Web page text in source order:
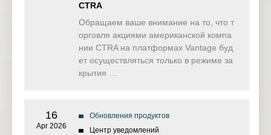
CTRA
Обращаем ваше внимание на то, что т
орговля акциями американской компа
нии CTRA на платформах Vantage буд
ет осуществляться только в режиме за
крытия …
16
Apr 2026
Обновления продуктов
Центр уведомлений